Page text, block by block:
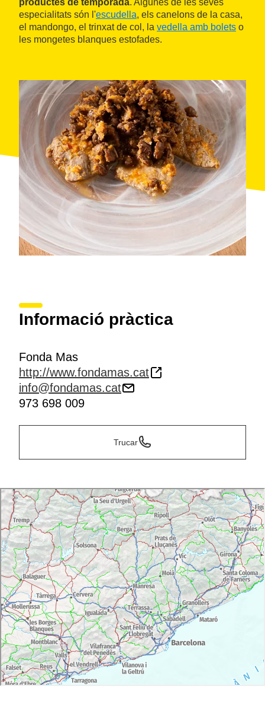
productes de temporada. Algunes de les seves
especialitats són l'escudella, els canelons de la casa,
el mandongo, el trinxat de col, la vedella amb bolets o
les mongetes blanques estofades.
Informació pràctica
Fonda Mas
http://www.fondamas.cat
info@fondamas.cat
973 698 009
Trucar